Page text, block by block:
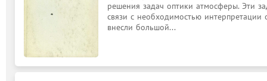
решения задач оптики атмосферы. Эти
связи с необходимостью
внесли большой...